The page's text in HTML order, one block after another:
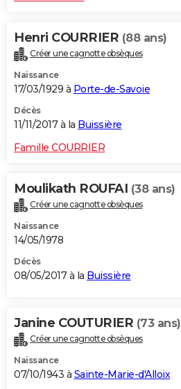
Henri COURRIER (88 ans)
Créer une cagnotte obsèques
Naissance
17/03/1929 à Porte-de-Savoie
Décès
11/11/2017 à la Buissière
Famille COURRIER
Moulikath ROUFAI (38 ans)
Créer une cagnotte obsèques
Naissance
14/05/1978
Décès
08/05/2017 à la Buissière
Janine COUTURIER (73 ans)
Créer une cagnotte obsèques
Naissance
07/10/1943 à Sainte-Marie-d'Alloix